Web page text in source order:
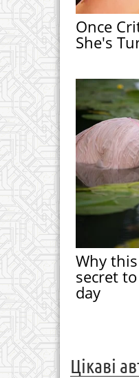
Once
She's
Why
secret
day
Цікаві